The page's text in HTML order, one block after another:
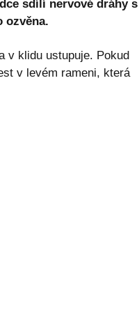
sdílí nervové dráhy s
ozvěna.
v klidu ustupuje. Pokud
v levém rameni, která